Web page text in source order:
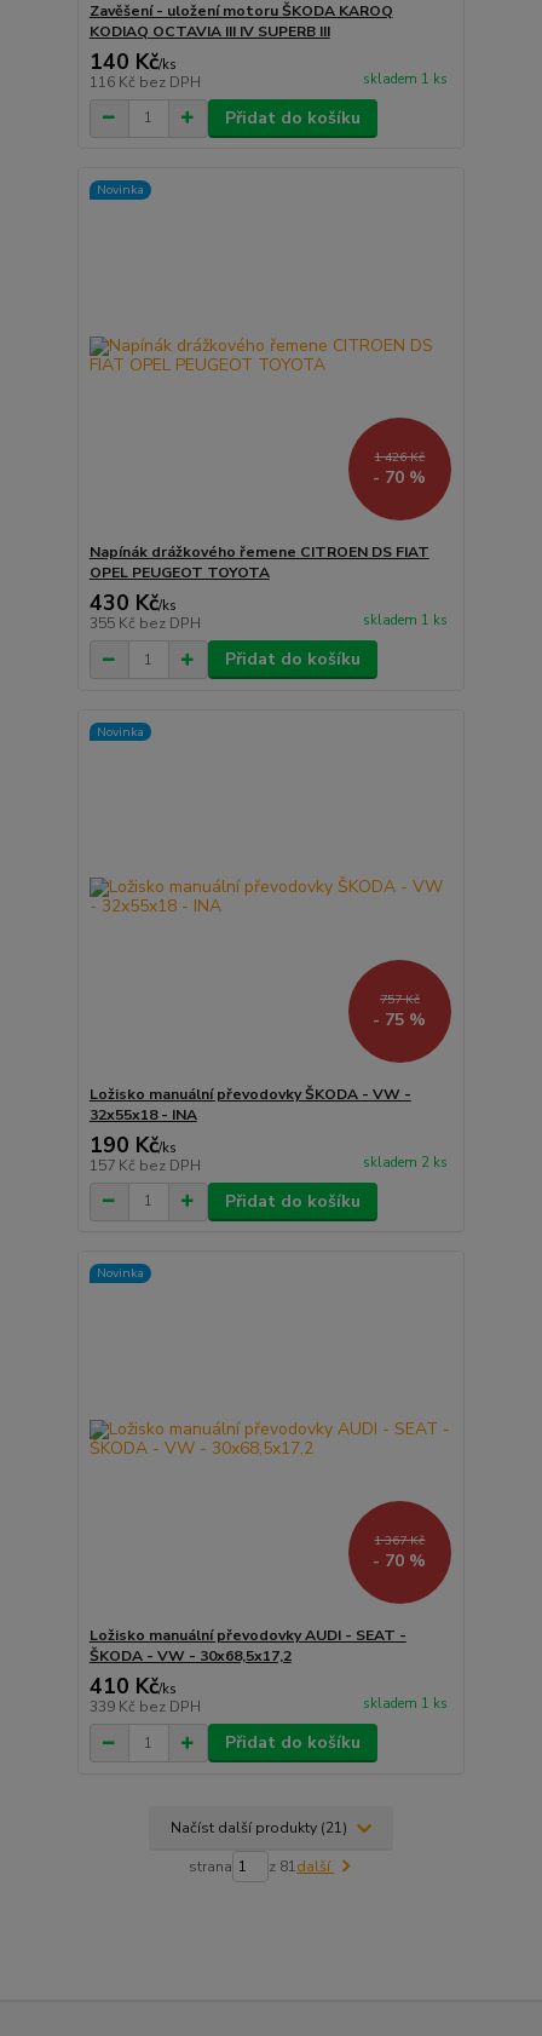
Zavěšení - uložení motoru ŠKODA KAROQ
KODIAQ OCTAVIA III IV SUPERB III
140 Kč/ks
116 Kč bez DPH skladem 1 ks
Přidat do košíku
Novinka
1 426 Kč
- 70 %
Napínák drážkového řemene CITROEN DS FIAT
OPEL PEUGEOT TOYOTA
430 Kč/ks
355 Kč bez DPH skladem 1 ks
Přidat do košíku
Novinka
757 Kč
- 75 %
Ložisko manuální převodovky ŠKODA - VW -
32x55x18 - INA
190 Kč/ks
157 Kč bez DPH skladem 2 ks
Přidat do košíku
Novinka
1 367 Kč
- 70 %
Ložisko manuální převodovky AUDI - SEAT -
ŠKODA - VW - 30x68,5x17,2
410 Kč/ks
339 Kč bez DPH skladem 1 ks
Přidat do košíku
Načíst další produkty (21)
strana z 81další